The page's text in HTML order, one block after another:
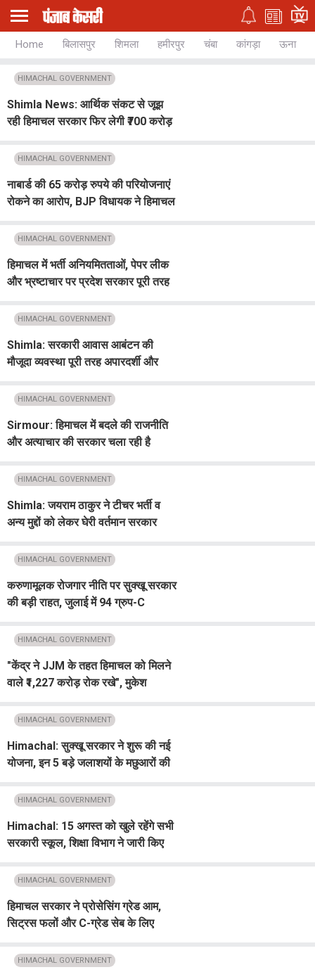
Home बिलासपुर शिमला हमीरपुर चंबा कांगड़ा ऊना
HIMACHAL GOVERNMENT
Shimla News: आर्थिक संकट से जूझ
रही हिमाचल सरकार फिर लेगी ₹700 करोड़
HIMACHAL GOVERNMENT
नाबार्ड की 65 करोड़ रुपये की परियोजनाएं
रोकने का आरोप, BJP विधायक ने हिमाचल
HIMACHAL GOVERNMENT
हिमाचल में भर्ती अनियमितताओं, पेपर लीक
और भ्रष्टाचार पर प्रदेश सरकार पूरी तरह
HIMACHAL GOVERNMENT
Shimla: सरकारी आवास आबंटन की
मौजूदा व्यवस्था पूरी तरह अपारदर्शी और
HIMACHAL GOVERNMENT
Sirmour: हिमाचल में बदले की राजनीति
और अत्याचार की सरकार चला रही है
HIMACHAL GOVERNMENT
Shimla: जयराम ठाकुर ने टीचर भर्ती व
अन्य मुद्दों को लेकर घेरी वर्तमान सरकार
HIMACHAL GOVERNMENT
करुणामूलक रोजगार नीति पर सुक्खू सरकार
की बड़ी राहत, जुलाई में 94 ग्रुप-C
HIMACHAL GOVERNMENT
"केंद्र ने JJM के तहत हिमाचल को मिलने
वाले ₹1,227 करोड़ रोक रखे", मुकेश
HIMACHAL GOVERNMENT
Himachal: सुक्खू सरकार ने शुरू की नई
योजना, इन 5 बड़े जलाशयों के मछुआरों की
HIMACHAL GOVERNMENT
Himachal: 15 अगस्त को खुले रहेंगे सभी
सरकारी स्कूल, शिक्षा विभाग ने जारी किए
HIMACHAL GOVERNMENT
हिमाचल सरकार ने प्रोसेसिंग ग्रेड आम,
सिट्रस फलों और C-ग्रेड सेब के लिए
मिलेगी पक्की कीमत
HIMACHAL GOVERNMENT